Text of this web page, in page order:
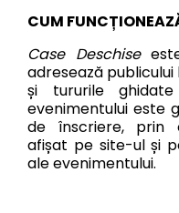
CUM
Case Deschise
adresează
și tururile
evenimentului este
de înscriere, prin
afișat pe site-ul și
ale evenimentului.